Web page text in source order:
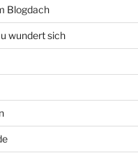
Blogdach
wundert sich